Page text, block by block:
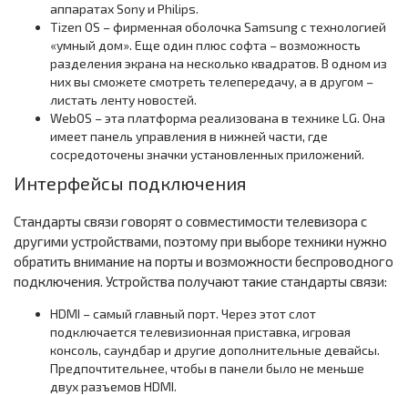
аппаратах Sony и Philips.
Tizen OS – фирменная оболочка Samsung с технологией
«умный дом». Еще один плюс софта – возможность
разделения экрана на несколько квадратов. В одном из
них вы сможете смотреть телепередачу, а в другом –
листать ленту новостей.
WebOS – эта платформа реализована в технике LG. Она
имеет панель управления в нижней части, где
сосредоточены значки установленных приложений.
Интерфейсы подключения
Стандарты связи говорят о совместимости телевизора с
другими устройствами, поэтому при выборе техники нужно
обратить внимание на порты и возможности беспроводного
подключения. Устройства получают такие стандарты связи:
HDMI – самый главный порт. Через этот слот
подключается телевизионная приставка, игровая
консоль, саундбар и другие дополнительные девайсы.
Предпочтительнее, чтобы в панели было не меньше
двух разъемов HDMI.